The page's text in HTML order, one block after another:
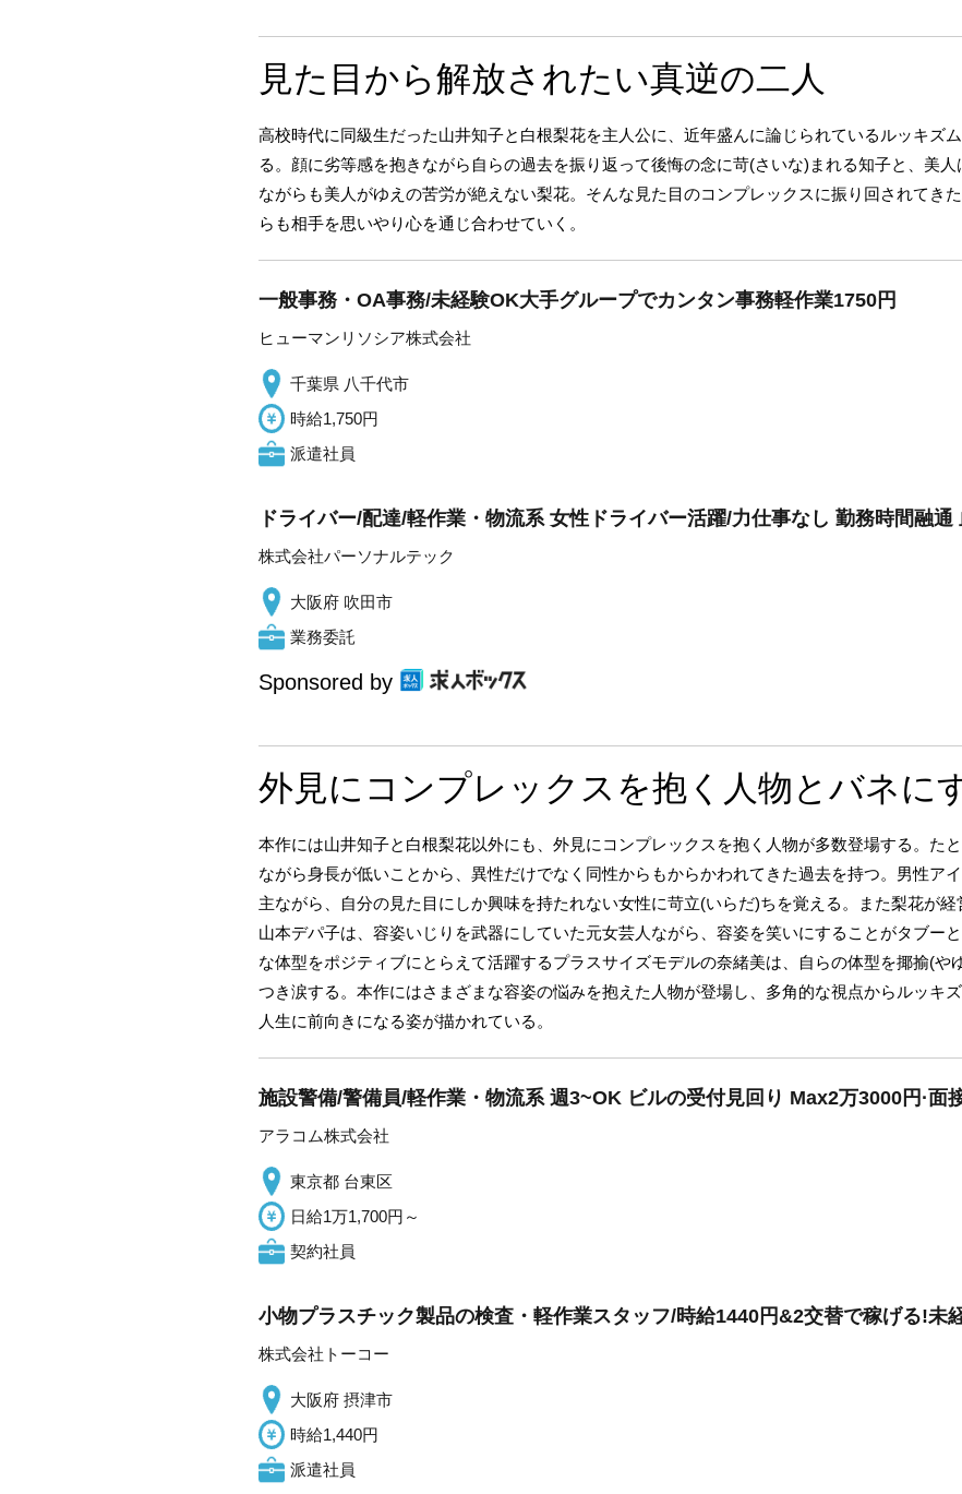
見た目から解放されたい真逆の二人
高校時代に同級生だった山井知子と白根梨花を主人公に、近年盛んに論じられているルッキズ
る。顔に劣等感を抱きながら自らの過去を振り返って後悔の念に苛(さいな)まれる知子と、美
ながらも美人がゆえの苦労が絶えない梨花。そんな見た目のコンプレックスに振り回されてき
らも相手を思いやり心を通じ合わせていく。
一般事務・OA事務/未経験OK大手グループでカンタン事務軽作業1750円
ヒューマンリソシア株式会社
千葉県 八千代市
時給1,750円
派遣社員
ドライバー/配達/軽作業・物流系 女性ドライバー活躍/力仕事なし 勤務時間融通
株式会社パーソナルテック
大阪府 吹田市
業務委託
Sponsored by
外見にコンプレックスを抱く人物とバネに
本作には山井知子と白根梨花以外にも、外見にコンプレックスを抱く人物が多数登場する。た
ながら身長が低いことから、異性だけでなく同性からもからかわれてきた過去を持つ。男性ア
主ながら、自分の見た目にしか興味を持たれない女性に苛立(いらだ)ちを覚える。また梨花が経
山本デパ子は、容姿いじりを武器にしていた元女芸人ながら、容姿を笑いにすることがタブー
な体型をポジティブにとらえて活躍するプラスサイズモデルの奈緒美は、自らの体型を揶揄(や
つき涙する。本作にはさまざまな容姿の悩みを抱えた人物が登場し、多角的な視点からルッキ
人生に前向きになる姿が描かれている。
施設警備/警備員/軽作業・物流系 週3~OK ビルの受付見回り Max2万3000円·面
アラコム株式会社
東京都 台東区
日給1万1,700円～
契約社員
小物プラスチック製品の検査・軽作業スタッフ/時給1440円&2交替で稼げる!未
株式会社トーコー
大阪府 摂津市
時給1,440円
派遣社員